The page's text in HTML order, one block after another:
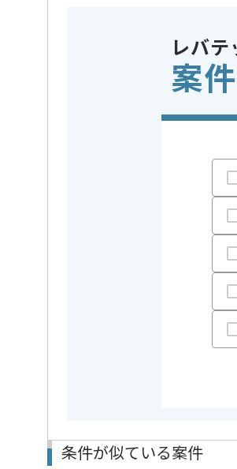
この案件で扱う技術 フレ
業務内
精算条
支払い
レバテック実績多数の企業の
原則としてリモートでの作業
チームでコミュニケーション
レバテ
案
条件が似ている案件